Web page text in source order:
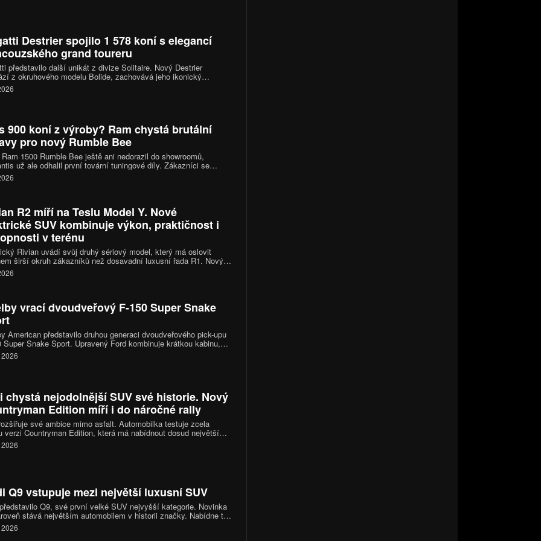
Destrier spojilo 1 578 koní s elegancí
grand toureru
představilo další unikát z divize Solitaire. Nový Destrier
z okruhového modelu Bolide, zachovává jeho ikonický
o výkonu 1 578 koní, ale místo čistě závodního
sází na vytříbený design, luxusní interiér a exkluzivitu
900 koní z výroby? Ram chystá brutální
pro nový Rumble Bee
1500 Rumble Bee ještě ani nedorazil do showroomů,
už ale odhalil první tovární tuningové díly. Zákazníci se
těšit na kompresorové kity, sportovní podvozky i nové výfukové
Vrcholná verze SRT se díky nim dostane přes hranici 900
R2 míří na Teslu Model Y. Nové
SUV kombinuje výkon, praktičnost i
v terénu
Rivian uvádí svůj druhý sériový model, který má oslovit
širší okruh zákazníků než dosavadní luxusní řada R1. Nový
R2 přináší kompaktnější rozměry, výkon 656 koní, dojezd až
a ambice stát se jedním z nejzajímavějších elektrických
vrací dvoudveřový F-150 Super Snake
American představilo druhou generaci dvoudveřového pick-upu
Super Snake Sport. Upravený Ford kombinuje krátkou kabinu,
osmiválec a podvozek zaměřený na rychlou jízdu po silnici.
kompresorem nabídne výkon přes 810 koní, vznikne
chystá nejodolnější SUV své historie. Nový
Edition míří i do náročné rally
své ambice mimo asfalt. Automobilka testuje zcela
verzi Countryman Edition, která má nabídnout dosud největší
schopnosti v historii značky. Prototyp už absolvuje náročné
ve Skalnatých horách a po říjnové premiéře jej čeká ostrý test
Q9 vstupuje mezi největší luxusní SUV
Q9, své první velké SUV nejvyšší kategorie. Novinka
stává největším automobilem v historii značky. Nabídne tři
místo pro šest nebo sedm cestujících a také sportovní
SQ9. První vozy mají dorazit k zákazníkům ve čtvrtém